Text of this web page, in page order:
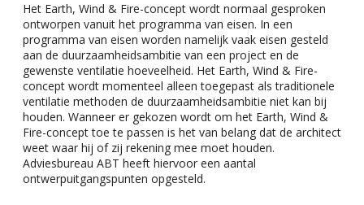
Het Earth, Wind & Fire-concept wordt normaal gesproken
ontworpen vanuit het programma van eisen. In een
programma van eisen worden namelijk vaak eisen gesteld
aan de duurzaamheidsambitie van een project en de
gewenste ventilatie hoeveelheid. Het Earth, Wind & Fire-
concept wordt momenteel alleen toegepast als traditionele
ventilatie methoden de duurzaamheidsambitie niet kan bij
houden. Wanneer er gekozen wordt om het Earth, Wind &
Fire-concept toe te passen is het van belang dat de architect
weet waar hij of zij rekening mee moet houden.
Adviesbureau ABT heeft hiervoor een aantal
ontwerpuitgangspunten opgesteld.